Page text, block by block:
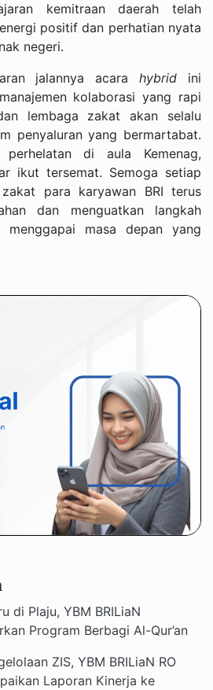
kemitraan daerah telah
positif dan perhatian nyata
negeri.
jalannya acarahybrid ini
kolaborasi yang rapi
lembaga zakat akan selalu
penyaluran yang bermartabat.
perhelatan di aula Kemenag,
ikut tersemat. Semoga setiap
para karyawan BRI terus
dan menguatkan langkah
masa depan yang
di Plaju, YBM BRILiaN
Program Berbagi Al-Qur’an
ZIS, YBM BRILiaN RO
Laporan Kinerja ke